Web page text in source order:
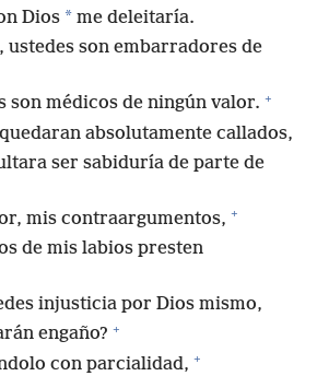
Dios * me deleitaría.
son embarradores de
son médicos de ningún valor. +
absolutamente callados,
ser sabiduría de parte de
mis contraargumentos, +
de mis labios presten
injusticia por Dios mismo,
engaño? +
con parcialidad, +